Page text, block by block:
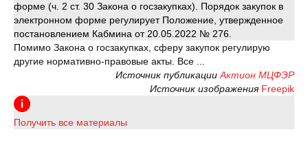
форме (ч. 2 ст. 30 Закона о госзакупках). Порядок закупок в
электронном форме регулирует Положение, утвержденное
постановлением Кабмина от 20.05.2022 № 276.
Помимо Закона о госзакупках, сферу закупок регулирую
другие нормативно-правовые акты. Все ...
Источник публикации Актион МЦФЭР
Источник изображения Freepik
Получить все материалы